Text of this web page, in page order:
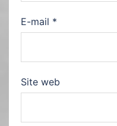
E-mail *
Site web